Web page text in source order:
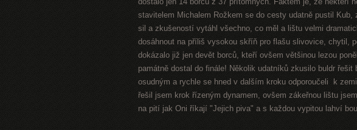
stavitelem Michalem Rožkem se do cesty udatně pustil
sil a zkušeností vytáhl všechno, co měl a lištu velmi
dosáhnout na příliš vysokou skříň pro flašu slivovice, chytil,
dokázalo již jen devět borců, kteří ovšem většinou lezou
památně dostal do finále! Několik udatníků zkusilo buldr
osudným a rychle se hned v dalším kroku odporoučeli k
řešil jsem krok řízeným dynamem, ovšem zákeřnou lištu
na pití jak Oni říkají "Jejich piva" a s každou vypitou lahví